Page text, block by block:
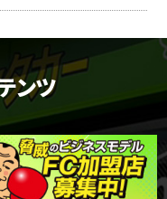
ンツ